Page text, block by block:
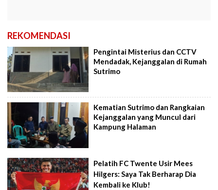
REKOMENDASI
Pengintai Misterius dan CCTV
Mendadak, Kejanggalan di Rumah
Sutrimo
Kematian Sutrimo dan Rangkaian
Kejanggalan yang Muncul dari
Kampung Halaman
Pelatih FC Twente Usir Mees
Hilgers: Saya Tak Berharap Dia
Kembali ke Klub!